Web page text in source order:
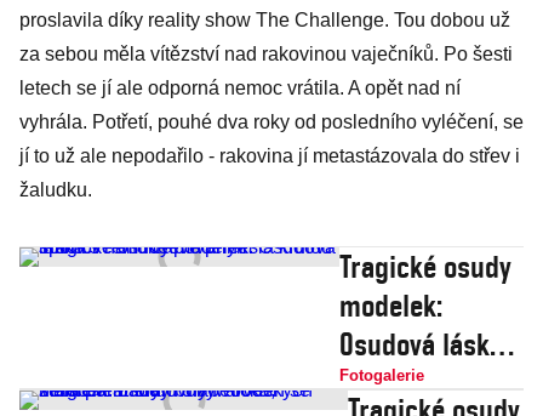
proslavila díky reality show The Challenge. Tou dobou už
za sebou měla vítězství nad rakovinou vaječníků. Po šesti
letech se jí ale odporná nemoc vrátila. A opět nad ní
vyhrála. Potřetí, pouhé dva roky od posledního vyléčení, se
jí to už ale nepodařilo - rakovina jí metastázovala do střev i
žaludku.
Tragické osudy
modelek:
Osudová láska s
handicapovaný
Fotogalerie